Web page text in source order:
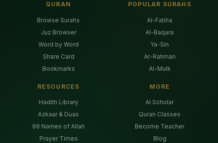
QURAN
Browse Surahs
Juz Browser
Word by Word
Share Card
Bookmarks
POPULAR SURAHS
Al-Fatiha
Al-Baqara
Ya-Sin
Ar-Rahman
Al-Mulk
RESOURCES
Hadith Library
Azkaar & Duas
99 Names of Allah
Prayer Times
MORE
AI Scholar
Quran Classes
Become Teacher
Blog